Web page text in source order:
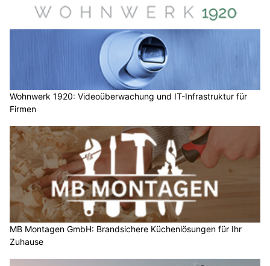
Wohnwerk 1920: Videoüberwachung und IT-Infrastruktur für
Firmen
MB Montagen GmbH: Brandsichere Küchenlösungen für Ihr
Zuhause